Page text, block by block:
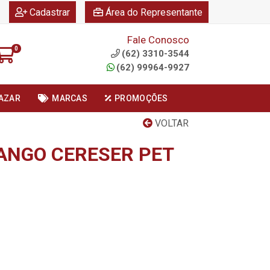
Cadastrar Área do Representante
0
Fale Conosco
(62) 3310-3544
(62) 99964-9927
MARCAS PROMOÇÕES
VOLTAR
CERESER PET